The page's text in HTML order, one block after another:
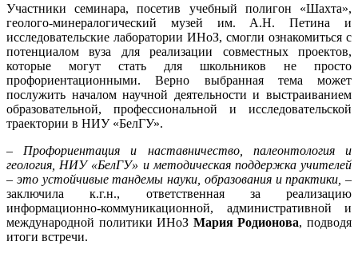
Участники семинара, посетив учебный полигон «Шахта»,
геолого-минералогический музей им. А.Н. Петина и
исследовательские лаборатории ИНоЗ, смогли ознакомиться с
потенциалом вуза для реализации совместных проектов,
которые могут стать для школьников не просто
профориентационными. Верно выбранная тема может
послужить началом научной деятельности и выстраиванием
образовательной, профессиональной и исследовательской
траектории в НИУ «БелГУ».
– Профориентация и наставничество, палеонтология и
геология, НИУ «БелГУ» и методическая поддержка учителей
– это устойчивые тандемы науки, образования и практики, –
заключила к.г.н., ответственная за реализацию
информационно-коммуникационной, административной и
международной политики ИНоЗ Мария Родионова, подводя
итоги встречи.